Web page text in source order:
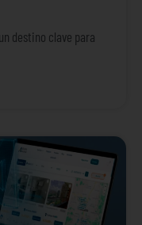
destino clave para